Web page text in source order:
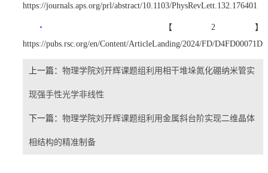
https://journals.aps.org/prl/abstract/10.1103/PhysRevLett.132.176401
• 【 2 】
https://pubs.rsc.org/en/Content/ArticleLanding/2024/FD/D4FD00071D
上一篇：物理学院刘开辉课题组利用相干堆垛氮化硼纳米管实
现强手性光学非线性
下一篇：物理学院刘开辉课题组利用金属斜台阶实现二维晶体
相结构的精准制备